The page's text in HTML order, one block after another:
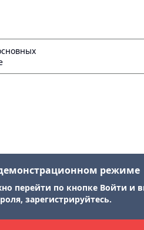
режиме
перейти по кнопке Войти и
зарегистрируйтесь.